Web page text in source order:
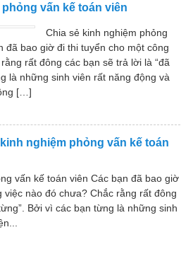
vấn kế toán viên
Chia sẻ kinh nghiệm phỏng
đã bao giờ đi thi tuyển cho một công
rất đông các bạn sẽ trả lời là “đã
là những sinh viên rất năng động và
[…]
nghiệm phỏng vấn kế toán
vấn kế toán viên Các bạn đã bao giờ
việc nào đó chưa? Chắc rằng rất đông
Bởi vì các bạn từng là những sinh